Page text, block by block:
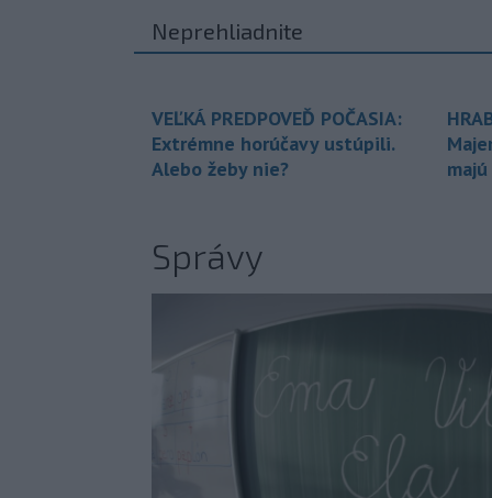
Neprehliadnite
VEĽKÁ PREDPOVEĎ POČASIA:
Extrémne horúčavy ustúpili.
Alebo žeby nie?
Správy